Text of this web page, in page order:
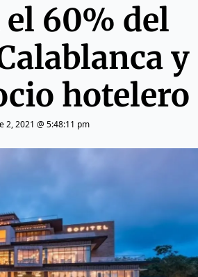
60% del
y
hotelero
2, 2021 @ 5:48:11 pm